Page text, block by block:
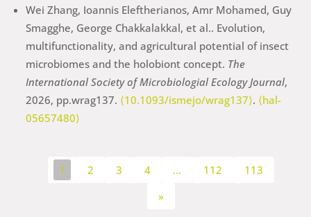
Wei Zhang, Ioannis Eleftherianos, Amr Mohamed, Guy
Smagghe, George Chakkalakkal, et al.. Evolution,
multifunctionality, and agricultural potential of insect
microbiomes and the holobiont concept. The
International Society of Microbiologial Ecology Journal,
2026, pp.wrag137. ⟨10.1093/ismejo/wrag137⟩. ⟨hal-
05657480⟩
1 2 3 4 … 112
113
»